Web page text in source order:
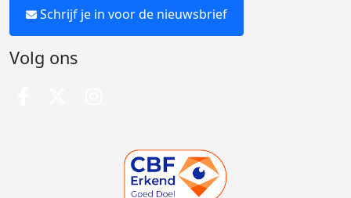
Schrijf je in voor de nieuwsbrief
Volg ons